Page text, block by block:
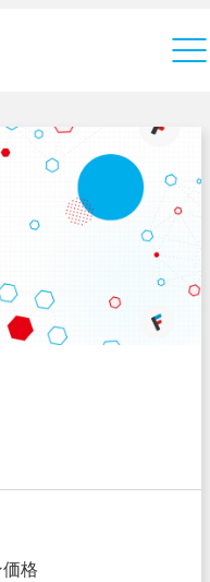
格